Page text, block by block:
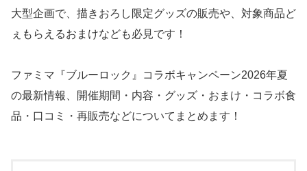
大型企画で、描きおろし限定グッズの販売や、対象商品ど
ぇもらえるおまけなども必見です！
ファミマ『ブルーロック』コラボキャンペーン2026年夏
の最新情報、開催期間・内容・グッズ・おまけ・コラボ食
品・口コミ・再販売などについてまとめます！